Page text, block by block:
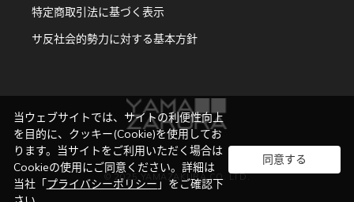
特定商取引法に基づく表示
サ反社会的勢力に対する基本方針
© 2025 YAMAZAKURA CO. LTD.
当ウェブサイトでは、サイトの利便性向上
を目的に、クッキー(Cookie)を使用してお
ります。当サイトをご利用いただく場合は
Cookieの使用にご同意ください。詳細は
当社「プライバシーポリシー」をご確認下
同意する